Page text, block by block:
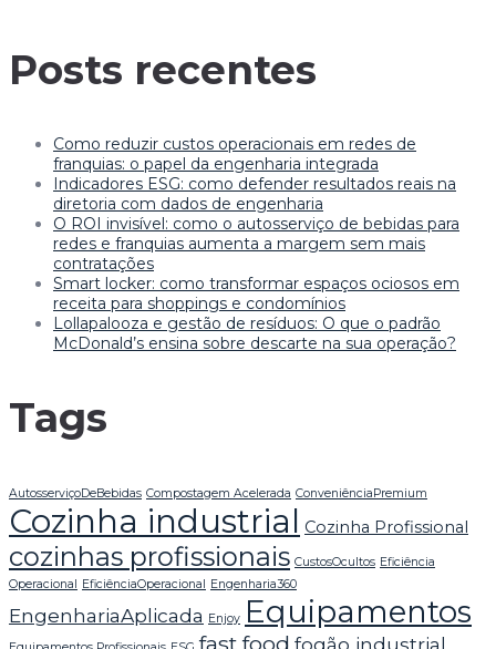
Posts recentes
Como reduzir custos operacionais em redes de
franquias: o papel da engenharia integrada
Indicadores ESG: como defender resultados reais na
diretoria com dados de engenharia
O ROI invisível: como o autosserviço de bebidas para
redes e franquias aumenta a margem sem mais
contratações
Smart locker: como transformar espaços ociosos em
receita para shoppings e condomínios
Lollapalooza e gestão de resíduos: O que o padrão
McDonald’s ensina sobre descarte na sua operação?
Tags
AutosserviçoDeBebidas Compostagem Acelerada ConveniênciaPremium
Cozinha industrial Cozinha Profissional
cozinhas profissionais CustosOcultos Eficiência
Operacional EficiênciaOperacional Engenharia360
EngenhariaAplicada Enjoy Equipamentos
fast food fogão industrial